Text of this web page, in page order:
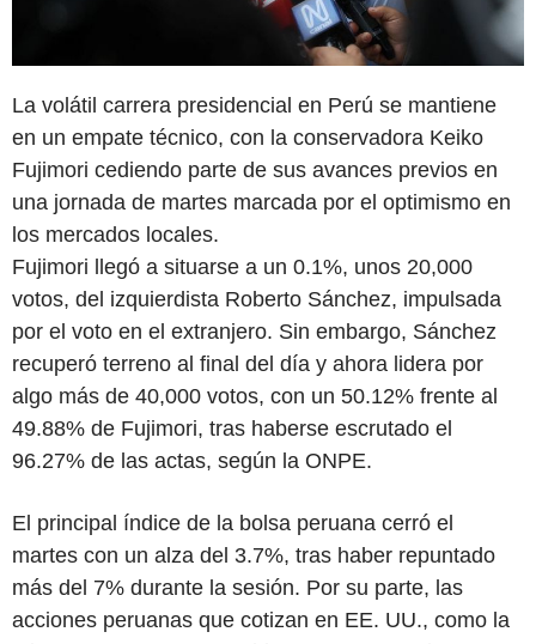
La volátil carrera presidencial en Perú se mantiene
en un empate técnico, con la conservadora Keiko
Fujimori cediendo parte de sus avances previos en
una jornada de martes marcada por el optimismo en
los mercados locales.
Fujimori llegó a situarse a un 0.1%, unos 20,000
votos, del izquierdista Roberto Sánchez, impulsada
por el voto en el extranjero. Sin embargo, Sánchez
recuperó terreno al final del día y ahora lidera por
algo más de 40,000 votos, con un 50.12% frente al
49.88% de Fujimori, tras haberse escrutado el
96.27% de las actas, según la ONPE.
El principal índice de la bolsa peruana cerró el
martes con un alza del 3.7%, tras haber repuntado
más del 7% durante la sesión. Por su parte, las
acciones peruanas que cotizan en EE. UU., como la